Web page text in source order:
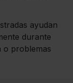
ayudan
durante
o problemas